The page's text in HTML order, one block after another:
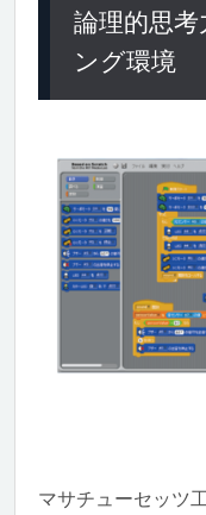
論理的思
ング環境
マサチューセッツ